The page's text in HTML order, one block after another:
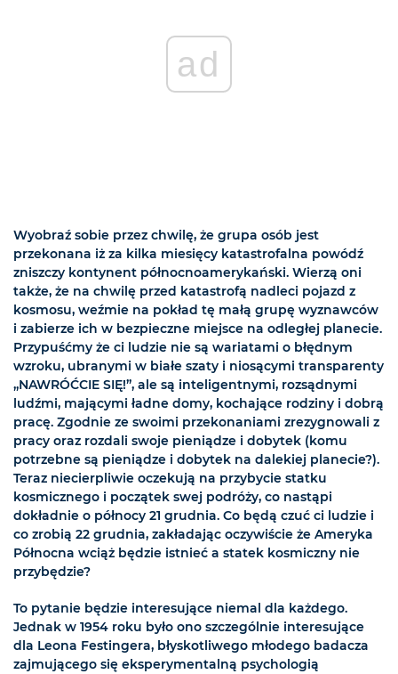
ad
Wyobraź sobie przez chwilę, że grupa osób jest
przekonana iż za kilka miesięcy katastrofalna powódź
zniszczy kontynent północnoamerykański. Wierzą oni
także, że na chwilę przed katastrofą nadleci pojazd z
kosmosu, weźmie na pokład tę małą grupę wyznawców
i zabierze ich w bezpieczne miejsce na odległej planecie.
Przypuśćmy że ci ludzie nie są wariatami o błędnym
wzroku, ubranymi w białe szaty i niosącymi transparenty
„NAWRÓĆCIE SIĘ!”, ale są inteligentnymi, rozsądnymi
ludźmi, mającymi ładne domy, kochające rodziny i dobrą
pracę. Zgodnie ze swoimi przekonaniami zrezygnowali z
pracy oraz rozdali swoje pieniądze i dobytek (komu
potrzebne są pieniądze i dobytek na dalekiej planecie?).
Teraz niecierpliwie oczekują na przybycie statku
kosmicznego i początek swej podróży, co nastąpi
dokładnie o północy 21 grudnia. Co będą czuć ci ludzie i
co zrobią 22 grudnia, zakładając oczywiście że Ameryka
Północna wciąż będzie istnieć a statek kosmiczny nie
przybędzie?
To pytanie będzie interesujące niemal dla każdego.
Jednak w 1954 roku było ono szczególnie interesujące
dla Leona Festingera, błyskotliwego młodego badacza
zajmującego się eksperymentalną psychologią